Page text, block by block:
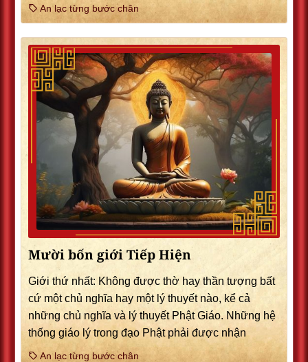
An lạc từng bước chân
Mười bốn giới Tiếp Hiện
Giới thứ nhất: Không được thờ hay thần tượng bất
cứ một chủ nghĩa hay một lý thuyết nào, kể cả
những chủ nghĩa và lý thuyết Phật Giáo. Những hệ
thống giáo lý trong đạo Phật phải được nhận
An lạc từng bước chân